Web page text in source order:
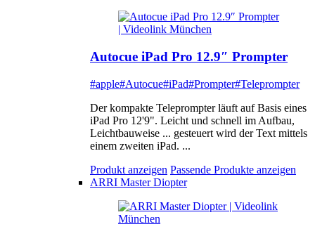
Autocue iPad Pro 12.9″ Prompter
#apple#Autocue#iPad#Prompter#Teleprompter
Der kompakte Teleprompter läuft auf Basis eines
iPad Pro 12'9". Leicht und schnell im Aufbau,
Leichtbauweise ... gesteuert wird der Text mittels
einem zweiten iPad. ...
Produkt anzeigen Passende Produkte anzeigen
ARRI Master Diopter